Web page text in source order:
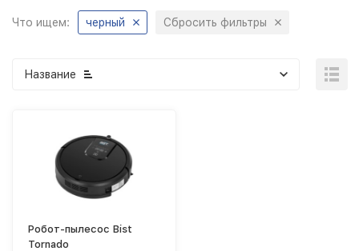
Что ищем: черный Сбросить фильтры
Название
Робот-пылесос Bist
Tornado